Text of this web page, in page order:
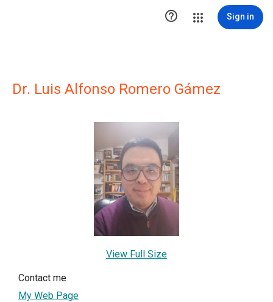
 Sign in
Dr. Luis Alfonso Romero Gámez
View Full Size
Contact me
My Web Page